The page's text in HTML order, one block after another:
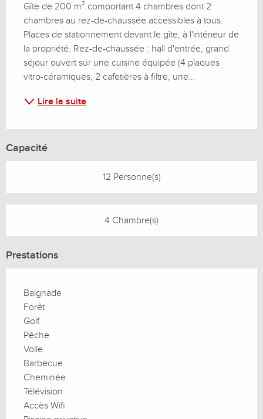
Gîte de 200 m² comportant 4 chambres dont 2
chambres au rez-de-chaussée accessibles à tous.
Places de stationnement devant le gîte, à l'intérieur de
la propriété. Rez-de-chaussée : hall d'entrée, grand
séjour ouvert sur une cuisine équipée (4 plaques
vitro-céramiques, 2 cafetières à filtre, une...
Lire la suite
Capacité
12 Personne(s)
4 Chambre(s)
Prestations
Baignade
Forêt
Golf
Pêche
Voile
Barbecue
Cheminée
Télévision
Accès Wifi